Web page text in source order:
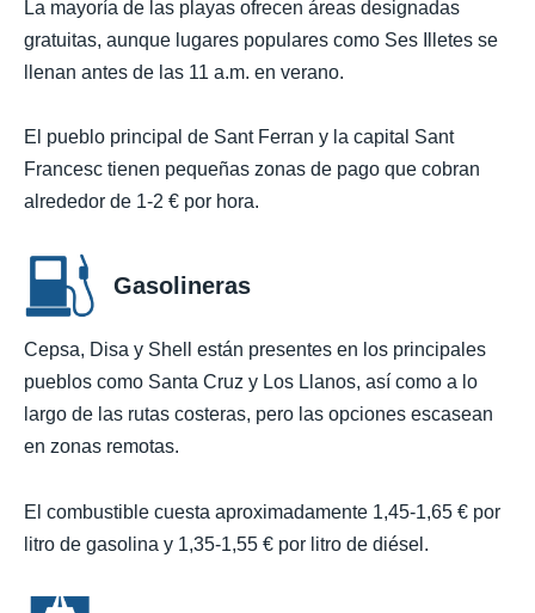
La mayoría de las playas ofrecen áreas designadas
gratuitas, aunque lugares populares como Ses Illetes se
llenan antes de las 11 a.m. en verano.
El pueblo principal de Sant Ferran y la capital Sant
Francesc tienen pequeñas zonas de pago que cobran
alrededor de 1-2 € por hora.
Gasolineras
Cepsa, Disa y Shell están presentes en los principales
pueblos como Santa Cruz y Los Llanos, así como a lo
largo de las rutas costeras, pero las opciones escasean
en zonas remotas.
El combustible cuesta aproximadamente 1,45-1,65 € por
litro de gasolina y 1,35-1,55 € por litro de diésel.